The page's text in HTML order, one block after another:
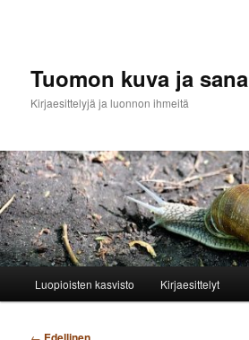
Tuomon kuva ja sana
Kirjaesittelyjä ja luonnon ihmeitä
Luopioisten kasvisto Kirjaesittelyt
Artikkelien
←